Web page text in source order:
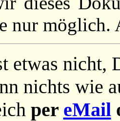
nur möglich.
etwas nicht,
nichts wie
per eMail